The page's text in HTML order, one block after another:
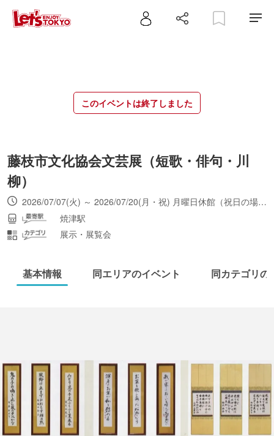
このイベントは終了しました
藤枝市文化協会文芸展（短歌・俳句・川
柳）
2026/07/07(火) ～ 2026/07/20(月・祝) 月曜日休館（祝日の場合は翌平日休館）。最終入館は16:30（最終日は14:00）。
焼津駅
展示・展覧会
基本情報 同エリアのイベント 同カテゴリの